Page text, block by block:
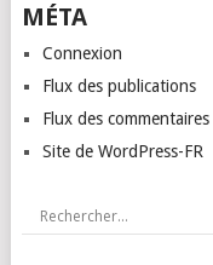
MÉTA
Connexion
Flux des publications
Flux des commentaires
Site de WordPress-FR